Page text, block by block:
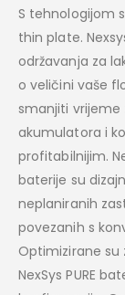
S tehnologijom
thin plate.
održavanja za
o veličini vaše
smanjiti vrijeme
akumulatora i
profitabilnijim.
baterije su
neplaniranih
povezanih s
Optimizirane su
NexSys PURE